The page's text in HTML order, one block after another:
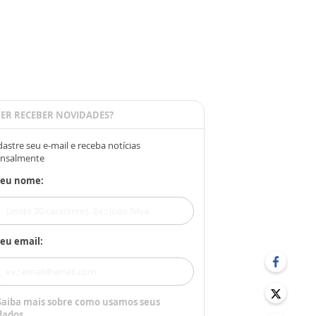
RECEBER NOVIDADES?
seu e-mail e receba notícias
nome:
email:
mais sobre como usamos seus